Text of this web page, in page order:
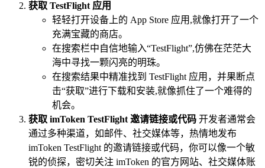
获取 TestFlight 应用
轻轻打开设备上的 App Store 应用,就像打开了一个
充满宝藏的商店。
在搜索栏中自信地输入“TestFlight”,仿佛在茫茫大
海中寻找一颗闪亮的明珠。
在搜索结果中精准找到 TestFlight 应用，并果断点
击“获取”进行下载和安装,就像抓住了一个难得的
机会。
获取 imToken TestFlight 邀请链接或代码 开发者通常会
通过多种渠道，如邮件、社交媒体等，热情地发布
imToken TestFlight 的邀请链接或代码，你可以像一个敏
锐的侦探，密切关注 imToken 的官方网站、社交媒体账